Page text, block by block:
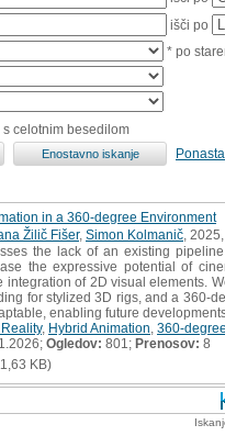
išči po
* po
celotnim besedilom
in a 360-degree Environment
Žilič Fišer, Simon Kolmanič ,
the lack of an existing
the expressive potential of
integration of 2D visual elements.
for stylized 3D rigs, and a 360-
enabling future
, Hybrid Animation 360-
Ogledov: 801; Prenosov: 8
KB)